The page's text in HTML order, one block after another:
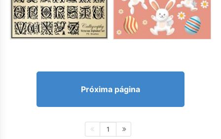
Próxima página
1